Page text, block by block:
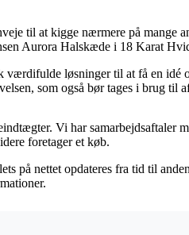
til at kigge nærmere på mange
Aurora Halskæde i 18 Karat
værdifulde løsninger til at få en
som også bør tages i brug til
Vi har
foretager et køb.
på nettet opdateres fra tid til